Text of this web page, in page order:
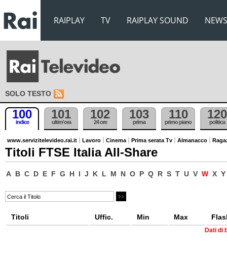
RAIPLAY TV RAIPLAY SOUND NEWS
SOLO TESTO
100
indice
101
ultim'ora
102
24 ore
103
prima
110
primo piano
120
politica
www.servizitelevideo.rai.it Lavoro Cinema Prima serata Tv Almanacco
Titoli FTSE Italia All-Share
A B C D E F G H I J K L M N O P Q R S T U V W X Y
Titoli Uffic. Min Max
Dati di